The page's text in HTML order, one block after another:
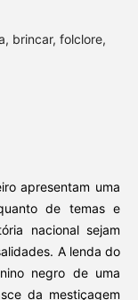
brincar, folclore,
apresentam uma
de temas e
nacional sejam
A lenda do
negro de uma
da mestiçagem